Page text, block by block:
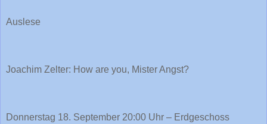
Auslese
Joachim Zelter: How are you, Mister Angst?
Donnerstag 18. September 20:00 Uhr – Erdgeschoss